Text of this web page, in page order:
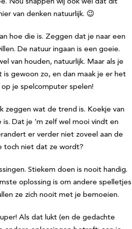
Nou snappen wij ook wel dat dit
van denken natuurlijk. 😉
hoe die is. Zeggen dat je naar een
De natuur ingaan is een goeie.
van houden, natuurlijk. Maar als je
gewoon zo, en dan maak je er het
je spelcomputer spelen!
zeggen wat de trend is. Koekje van
Dat je ‘m zelf wel mooi vindt en
er verder niet zoveel aan de
toch niet dat ze wordt?
Stiekem doen is nooit handig.
oplossing is om andere spelletjes
ze zich nooit met je bemoeien.
Als dat lukt (en de gedachte